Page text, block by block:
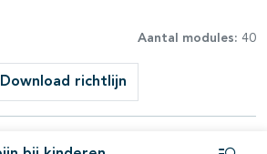
Aantal modules: 40
Download richtlijn